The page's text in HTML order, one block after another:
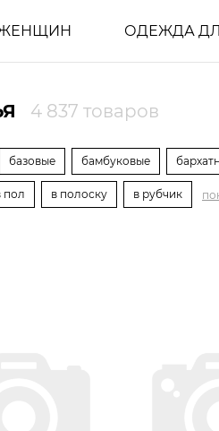
ОДЕЖДА
4 837 товаров
базовые бамбуковые
пол в полоску в рубчик